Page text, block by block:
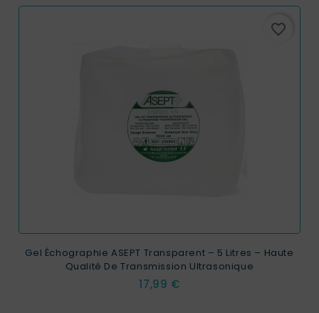
favorite_border
Gel Échographie ASEPT Transparent – 5 Litres – Haute
Qualité De Transmission Ultrasonique
Prix
17,99 €